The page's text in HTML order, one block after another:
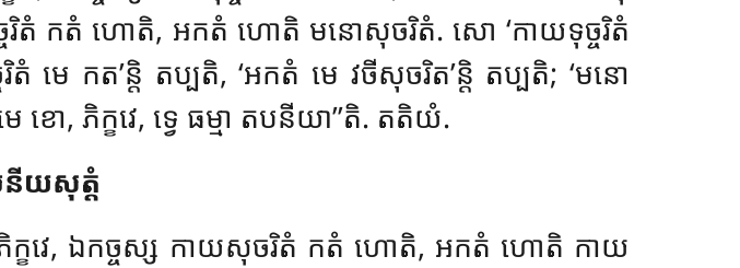
រិតំ កតំ ហោតិ, អកតំ ហោតិ មនោសុចរិតំ. សោ ‘កាយទុច្ចរិតំ
តំ មេ កត’ន្តិ តប្បតិ, ‘អកតំ មេ វចីសុចរិត’ន្តិ តប្បតិ; ‘មនោ
ោ, ភិក្ខវេ, ទ្វេ ធម្មា តបនីយា’’តិ. តតិយំ.
យសុត្តំ
ភិក្ខវេ, ឯកច្ចស្ស កាយសុចរិតំ កតំ ហោតិ, អកតំ ហោតិ កាយ